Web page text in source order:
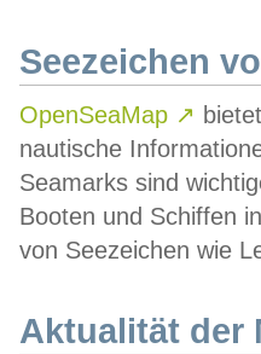
Seezeichen
OpenSeaMap ↗
nautische
Seamarks sind
Booten und Schiffen
von Seezeichen wie
Aktualität der